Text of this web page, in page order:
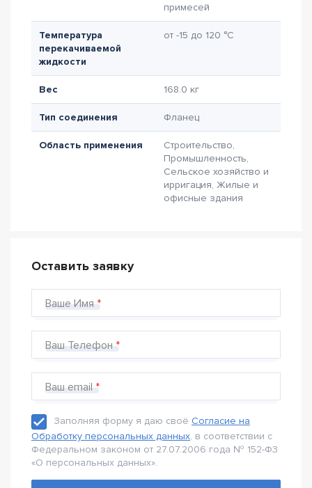
примесей
Температура
перекачиваемой
жидкости
от -15 до 120 °C
Вес 168.0 кг
Тип соединения Фланец
Область применения
Строительство,
Промышленность,
Сельское хозяйство и
ирригация, Жилые и
офисные здания
Оставить заявку
Ваше Имя
Ваш Телефон
Ваш email
Заполняя форму я даю своё Согласие на
Обработку персональных данных, в соответствии с
Федеральном законом от 27.07.2006 года № 152-Ф3
«О персональных данных».